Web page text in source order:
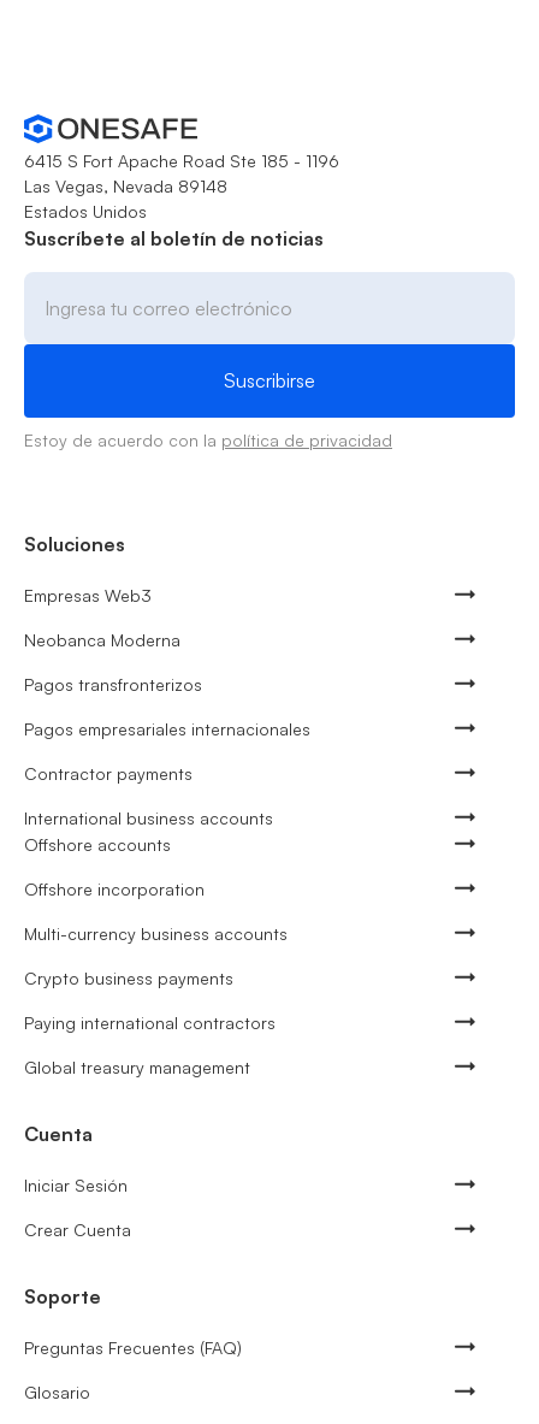
6415 S Fort Apache Road Ste 185 - 1196
Las Vegas, Nevada 89148
Estados Unidos
Suscríbete al boletín de noticias
Estoy de acuerdo con la política de privacidad
Soluciones
Empresas Web3
Neobanca Moderna
Pagos transfronterizos
Pagos empresariales internacionales
Contractor payments
International business accounts
Offshore accounts
Offshore incorporation
Multi-currency business accounts
Crypto business payments
Paying international contractors
Global treasury management
Cuenta
Iniciar Sesión
Crear Cuenta
Soporte
Preguntas Frecuentes (FAQ)
Glosario